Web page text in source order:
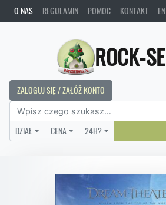
O NAS REGULAMIN POMOC KONTAKT EN
ROCK-
ZALOGUJ SIĘ / ZAŁÓŻ KONTO
DZIAŁ CENA 24H?